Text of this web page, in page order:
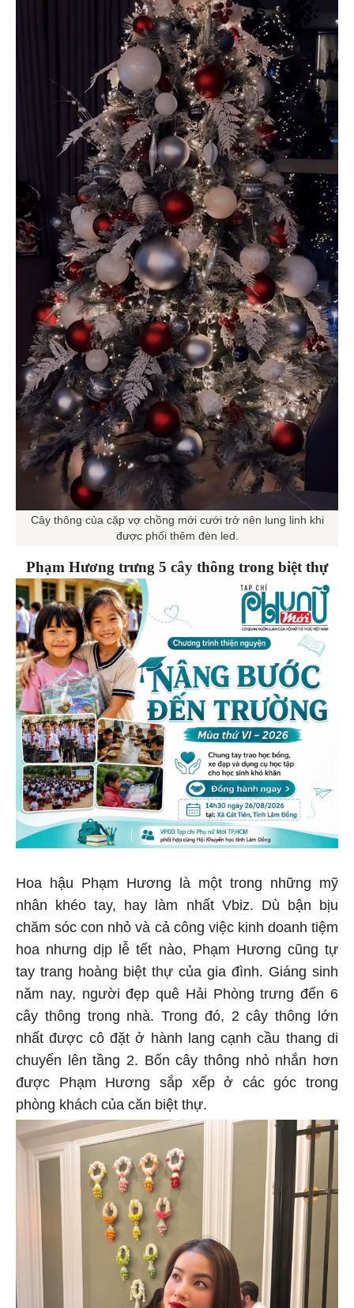
Cây thông của cặp vợ chồng mới cưới trở nên lung linh khi
được phối thêm đèn led.
Phạm Hương trưng 5 cây thông trong biệt thự
Hoa hậu Phạm Hương là một trong những mỹ
nhân khéo tay, hay làm nhất Vbiz. Dù bận bịu
chăm sóc con nhỏ và cả công việc kinh doanh tiệm
hoa nhưng dịp lễ tết nào, Phạm Hương cũng tự
tay trang hoàng biệt thự của gia đình. Giáng sinh
năm nay, người đẹp quê Hải Phòng trưng đến 6
cây thông trong nhà. Trong đó, 2 cây thông lớn
nhất được cô đặt ở hành lang cạnh cầu thang di
chuyển lên tầng 2. Bốn cây thông nhỏ nhắn hơn
được Phạm Hương sắp xếp ở các góc trong
phòng khách của căn biệt thự.